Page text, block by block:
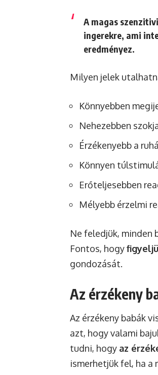
A magas
ingerekre, ami
eredményez.
Milyen jelek
Könnyebben
Nehezebben
Érzékenyebb a
Könnyen
Erőteljesebben
Mélyebb érzelmi
Ne feledjük, minden
Fontos, hogy
gondozását.
Az érzékeny
Az érzékeny babák
azt, hogy valami
tudni, hogy az
ismerhetjük fel, ha a